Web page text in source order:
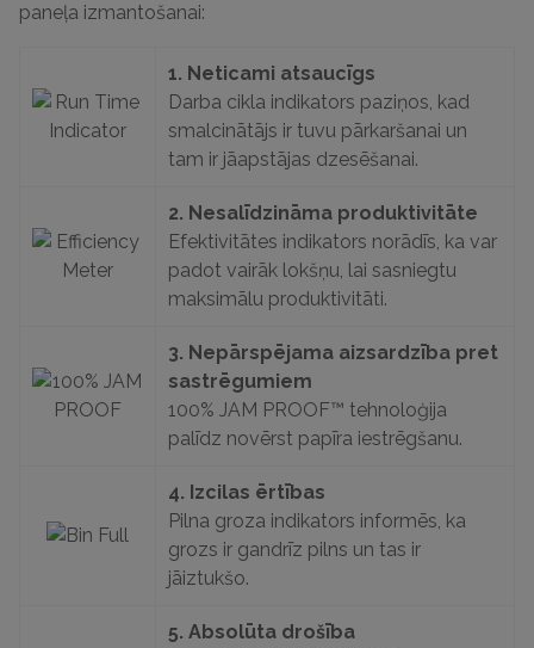
paneļa izmantošanai:
1. Neticami atsaucīgs
Darba cikla indikators paziņos, kad
smalcinātājs ir tuvu pārkaršanai un
tam ir jāapstājas dzesēšanai.
2. Nesalīdzināma produktivitāte
Efektivitātes indikators norādīs, ka var
padot vairāk lokšņu, lai sasniegtu
maksimālu produktivitāti.
3. Nepārspējama aizsardzība pret
sastrēgumiem
100% JAM PROOF™ tehnoloģija
palīdz novērst papīra iestrēgšanu.
4. Izcilas ērtības
Pilna groza indikators informēs, ka
grozs ir gandrīz pilns un tas ir
jāiztukšo.
5. Absolūta drošība